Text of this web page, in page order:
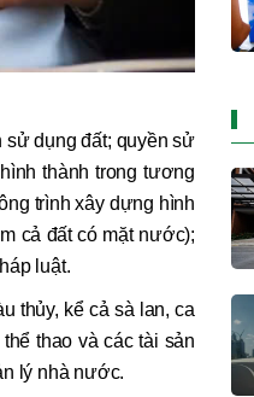
sử dụng đất; quyền sử
thành trong tương
trình xây dựng hình
cả đất có mặt nước);
luật.
thủy, kể cả sà lan, ca
thao và các tài sản
lý nhà nước.